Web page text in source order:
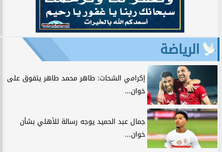
الرياضة
إكرامي الشحات: طاهر محمد طاهر يتفوق على
خوان...
جمال عبد الحميد يوجه رسالة للأهلي بشأن
خوان...